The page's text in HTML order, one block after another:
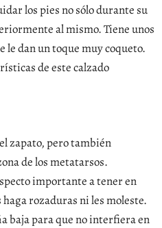
los pies no sólo durante su
al mismo. Tiene unos
le dan un toque muy coqueto.
de este calzado
zapato, pero también
de los metatarsos.
importante a tener en
rozaduras ni les moleste.
baja para que no interfiera en